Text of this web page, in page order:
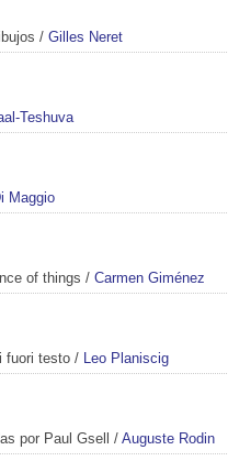
/ Gilles Neret
Teshuva
Maggio
of things / Carmen Giménez
fuori testo / Leo Planiscig
por Paul Gsell / Auguste Rodin